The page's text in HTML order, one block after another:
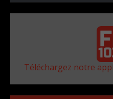
Téléchargez notre